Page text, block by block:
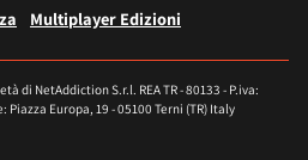
Multiplayer Edizioni
di NetAddiction S.r.l. REA TR - 80133 - P.iva:
Piazza Europa, 19 - 05100 Terni (TR) Italy